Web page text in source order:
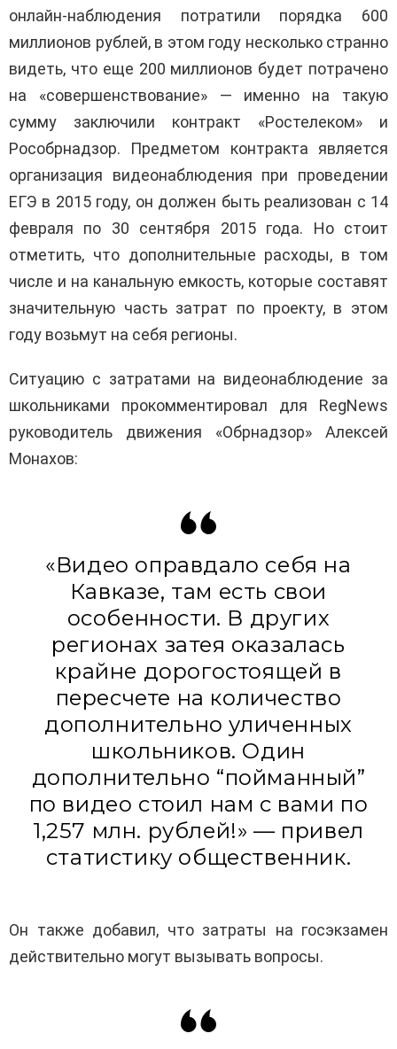
онлайн-наблюдения потратили порядка 600
миллионов рублей, в этом году несколько странно
видеть, что еще 200 миллионов будет потрачено
на «совершенствование» — именно на такую
сумму заключили контракт «Ростелеком» и
Рособрнадзор. Предметом контракта является
организация видеонаблюдения при проведении
ЕГЭ в 2015 году, он должен быть реализован с 14
февраля по 30 сентября 2015 года. Но стоит
отметить, что дополнительные расходы, в том
числе и на канальную емкость, которые составят
значительную часть затрат по проекту, в этом
году возьмут на себя регионы.
Ситуацию с затратами на видеонаблюдение за
школьниками прокомментировал для RegNews
руководитель движения «Обрнадзор» Алексей
Монахов:
«Видео оправдало себя на
Кавказе, там есть свои
особенности. В других
регионах затея оказалась
крайне дорогостоящей в
пересчете на количество
дополнительно уличенных
школьников. Один
дополнительно “пойманный”
по видео стоил нам с вами по
1,257 млн. рублей!» — привел
статистику общественник.
Он также добавил, что затраты на госэкзамен
действительно могут вызывать вопросы.